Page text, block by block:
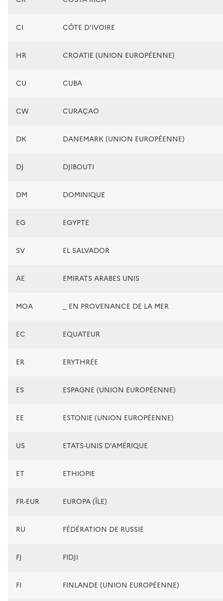
CI CÔTE D'IVOIRE
HR CROATIE (UNION EUROPÉENNE)
CU CUBA
CW CURAÇAO
DK DANEMARK (UNION EUROPÉENNE)
DJ DJIBOUTI
DM DOMINIQUE
EG EGYPTE
SV EL SALVADOR
AE EMIRATS ARABES UNIS
MOA _ EN PROVENANCE DE LA MER
EC EQUATEUR
ER ERYTHRÉE
ES ESPAGNE (UNION EUROPÉENNE)
EE ESTONIE (UNION EUROPÉENNE)
US ETATS-UNIS D'AMÉRIQUE
ET ETHIOPIE
FR-EUR EUROPA (ÎLE)
RU FÉDÉRATION DE RUSSIE
FJ FIDJI
FI FINLANDE (UNION EUROPÉENNE)